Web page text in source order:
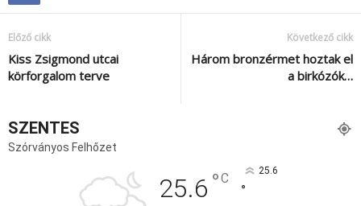
Előző cikk
Kiss Zsigmond utcai
körforgalom terve
Következő cikk
Három bronzérmet hoztak el
a birkózók…
SZENTES
Szórványos Felhőzet
25.6 °C 25.6
°